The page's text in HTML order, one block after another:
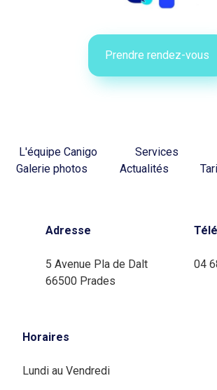
Prendre rendez-vous
L'équipe Canigo Services
Galerie photos
Actualités
Adresse
5 Avenue Pla de Dalt
66500 Prades
04
Horaires
Lundi au Vendredi